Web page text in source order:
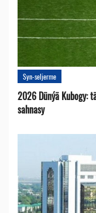
Syn-seljerme
2026 Dünýä Kubogy:
sahnasy